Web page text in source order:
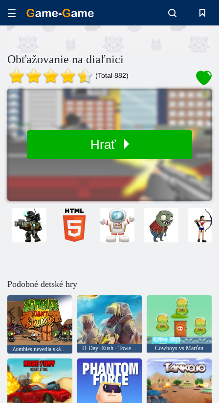
Obťažovanie na diaľnici
(Total 882)
Hrať
Podobné detské hry
Zombies nevedia skákať D-Day: Rush - Tower Defense Cowboys vs Marťan